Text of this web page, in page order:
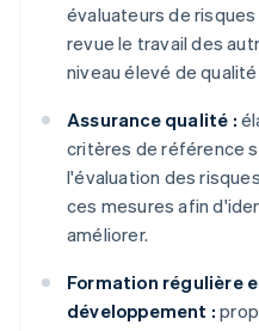
évaluateurs de
revue le travail des
niveau élevé de
Assurance qualité :
critères de référence
l'évaluation des
ces mesures afin
améliorer.
Formation régulière
développement :